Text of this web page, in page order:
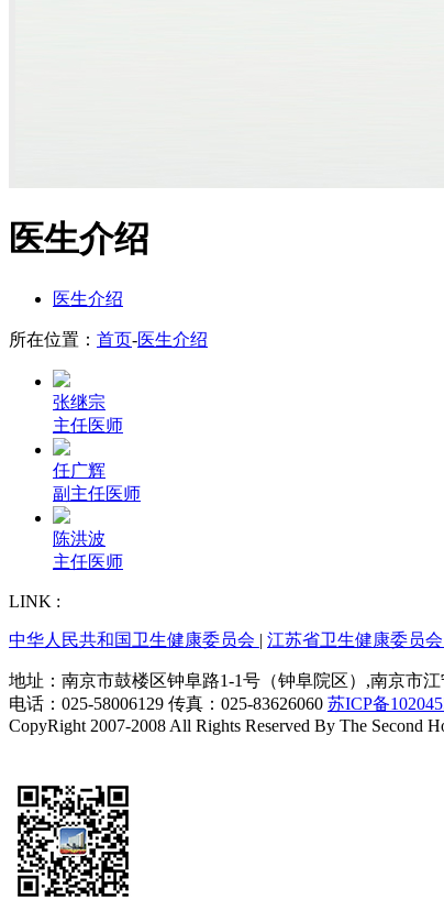
医生介绍
医生介绍
所在位置： 首页-医生介绍
张继宗
主任医师
任广辉
副主任医师
陈洪波
主任医师
LINK :
中华人民共和国卫生健康委员会 | 江苏省卫生健康委员会
地址：南京市鼓楼区钟阜路1-1号（钟阜院区）,南京市
电话：025-58006129 传真：025-83626060 苏ICP备
CopyRight 2007-2008 All Rights Reserved By The Second